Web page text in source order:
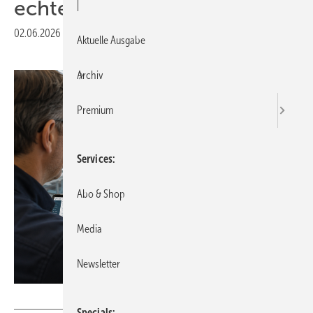
echten Mehrwert
02.06.2026 Druckvorschau
Aktuelle Ausgabe
Archiv
Premium
Services
Abo & Shop
Media
Newsletter